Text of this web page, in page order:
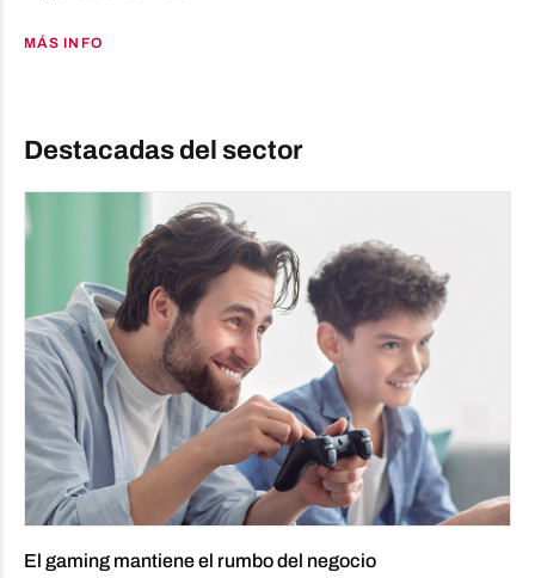
MÁS INFO
Destacadas del sector
El gaming mantiene el rumbo del negocio